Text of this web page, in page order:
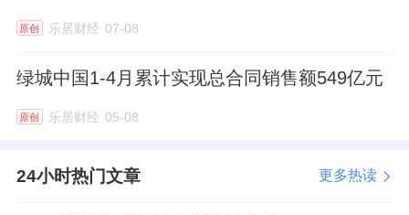
原创 乐居财经 07-08
绿城中国1-4月累计实现总合同销售额549亿元
原创 乐居财经 05-08
24小时热门文章 更多热读